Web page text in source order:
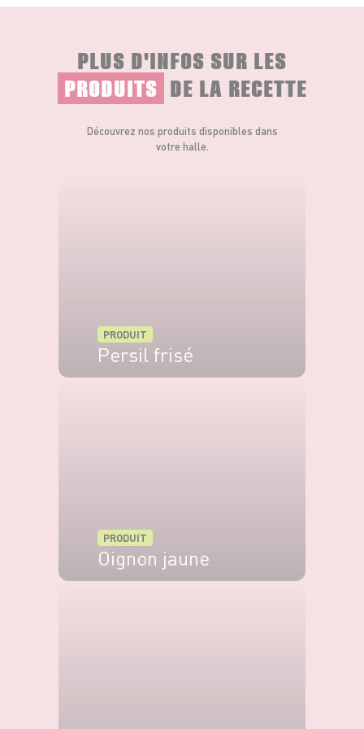
PLUS D'INFOS SUR LES
PRODUITS DE LA RECETTE
Découvrez nos produits disponibles dans
votre halle.
PRODUIT
Persil frisé
PRODUIT
Oignon jaune